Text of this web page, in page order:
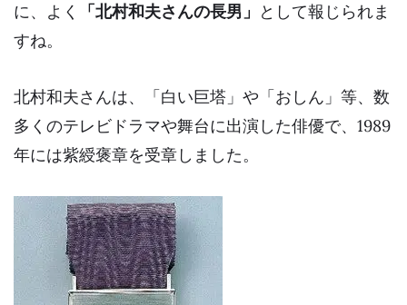
に、よく
「北村和夫さんの長男」 として報じられま
すね。
北村和夫さんは、「白い巨塔」や「おしん」等、数
多くのテレビドラマや舞台に出演した俳優で、1989
年には紫綬褒章を受章しました。